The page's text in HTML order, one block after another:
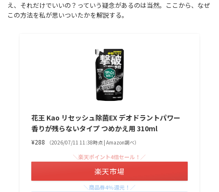
え、それだけでいいの？っていう疑念があるのは当然。ここから、なぜ
この方法を私が思いついたかを解説する。
花王 Kao リセッシュ除菌EX デオドラントパワー
香りが残らないタイプ つめかえ用 310ml
¥288 （2026/07/11 11:38時点 | Amazon調べ）
＼楽天ポイント4倍セール！／
楽天市場
＼商品券4%還元！／